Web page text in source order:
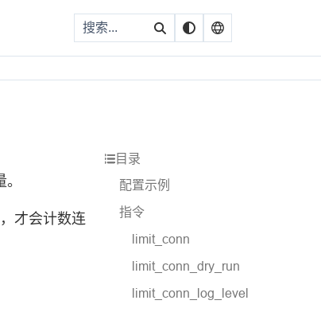
才会计数连
目录
配置示例
指令
limit_conn
limit_conn_dry_run
limit_conn_log_level